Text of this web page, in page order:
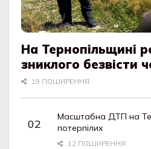
На Тернопільщині
зниклого безвісти
19 ПОШИРЕННЯ
Масштабна ДТП на
потерпілих
12 ПОШИРЕННЯ